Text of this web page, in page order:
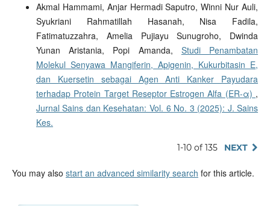
Akmal Hammami, Anjar Hermadi Saputro, Winni Nur Auli,
Syukriani Rahmatillah Hasanah, Nisa Fadila,
Fatimatuzzahra, Amelia Pujiayu Sunugroho, Dwinda
Yunan Aristania, Popi Amanda, Studi Penambatan
Molekul Senyawa Mangiferin, Apigenin, Kukurbitasin E,
dan Kuersetin sebagai Agen Anti Kanker Payudara
terhadap Protein Target Reseptor Estrogen Alfa (ER-α) ,
Jurnal Sains dan Kesehatan: Vol. 6 No. 3 (2025): J. Sains
Kes.
1-10 of 135 NEXT
You may also start an advanced similarity search for this article.